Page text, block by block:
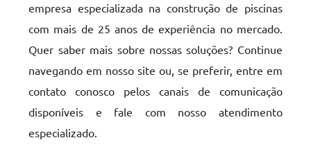
empresa especializada na construção de piscinas
com mais de 25 anos de experiência no mercado.
Quer saber mais sobre nossas soluções? Continue
navegando em nosso site ou, se preferir, entre em
contato conosco pelos canais de comunicação
disponíveis e fale com nosso atendimento
especializado.